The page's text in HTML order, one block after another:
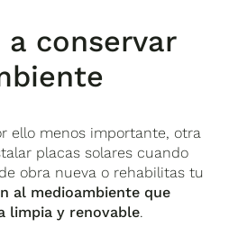
conservar
ello menos importante, otra
placas solares cuando
obra nueva o rehabilitas tu
al medioambiente que
limpia y renovable.